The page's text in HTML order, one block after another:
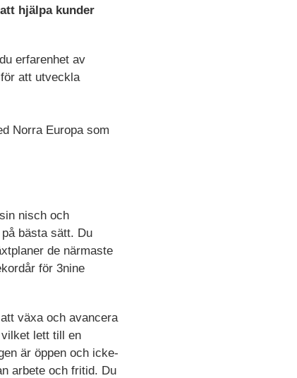
hjälpa kunder
erfarenhet av
att utveckla
Norra Europa som
nisch och
bästa sätt. Du
de närmaste
för 3nine
växa och avancera
lett till en
är öppen och icke-
arbete och fritid. Du